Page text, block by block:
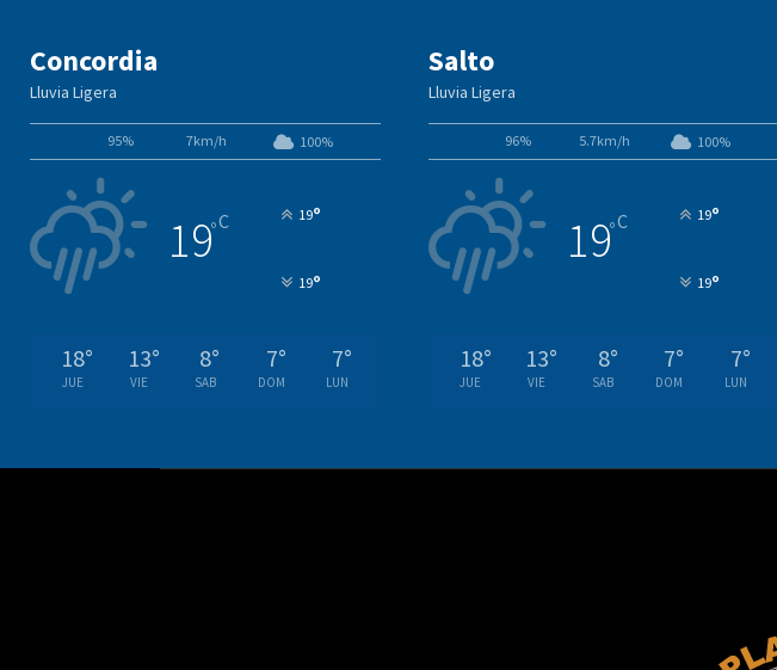
Concordia
Lluvia Ligera
95% 7km/h 100%
19°C 19°
19°
18°
JUE
13°
VIE
8°
SAB
7°
DOM
7°
LUN
Salto
Lluvia Ligera
96% 5.7km/h 100%
19°C 19°
19°
18°
JUE
13°
VIE
8°
SAB
7°
DOM
7°
LUN